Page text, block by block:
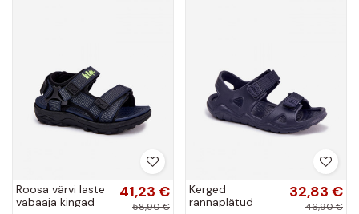
Roosa värvi laste
vabaaja kingad
41,23 €
58,90 €
Kerged
rannaplätud
32,83 €
46,90 €